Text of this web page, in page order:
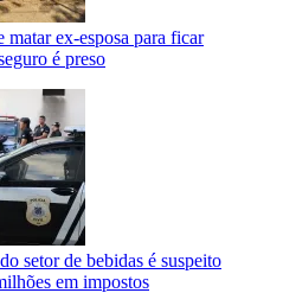
matar ex-esposa para ficar
é preso
setor de bebidas é suspeito
em impostos